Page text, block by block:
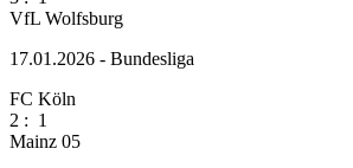
VfL Wolfsburg
17.01.2026 - Bundesliga
FC Köln
2 : 1
Mainz 05